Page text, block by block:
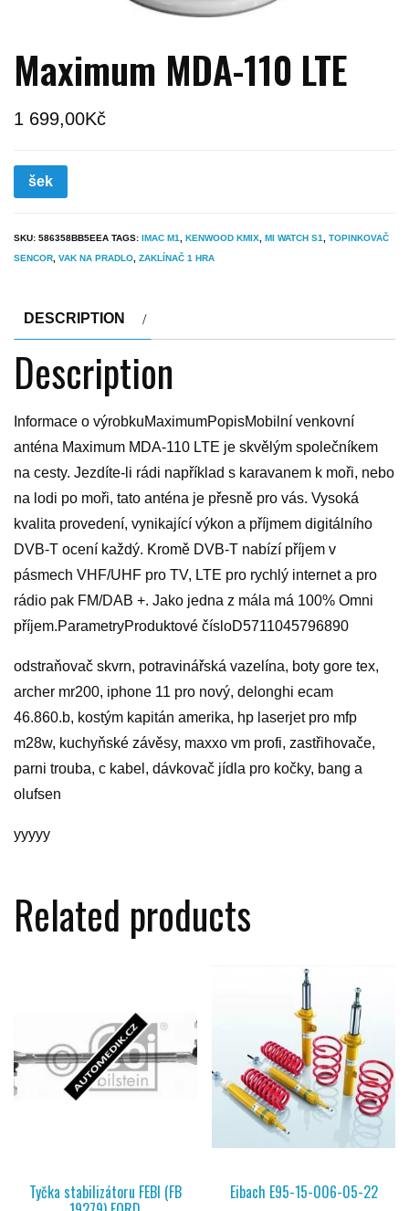
Maximum MDA-110 LTE
1 699,00Kč
šek
SKU: 586358BB5EEA TAGS: IMAC M1 KENWOOD KMIX MI WATCH S1
TOPINKOVAČ
SENCOR VAK NA PRADLO ZAKLÍNAČ 1 HRA
DESCRIPTION
Description
Informace o výrobkuMaximumPopisMobilní venkovní
anténa Maximum MDA-110 LTE je skvělým společníkem
na cesty. Jezdíte-li rádi například s karavanem k moři, nebo
na lodi po moři, tato anténa je přesně pro vás. Vysoká
kvalita provedení, vynikající výkon a příjmem digitálního
DVB-T ocení každý. Kromě DVB-T nabízí příjem v
pásmech VHF/UHF pro TV, LTE pro rychlý internet a pro
rádio pak FM/DAB +. Jako jedna z mála má 100% Omni
příjem.ParametryProduktové čísloD5711045796890
odstraňovač skvrn, potravinářská vazelína, boty gore tex,
archer mr200, iphone 11 pro nový, delonghi ecam
46.860.b, kostým kapitán amerika, hp laserjet pro mfp
m28w, kuchyňské závěsy, maxxo vm profi, zastřihovače,
parni trouba, c kabel, dávkovač jídla pro kočky, bang a
olufsen
yyyyy
Related products
Tyčka stabilizátoru FEBI (FB Eibach E95-15-006-05-22